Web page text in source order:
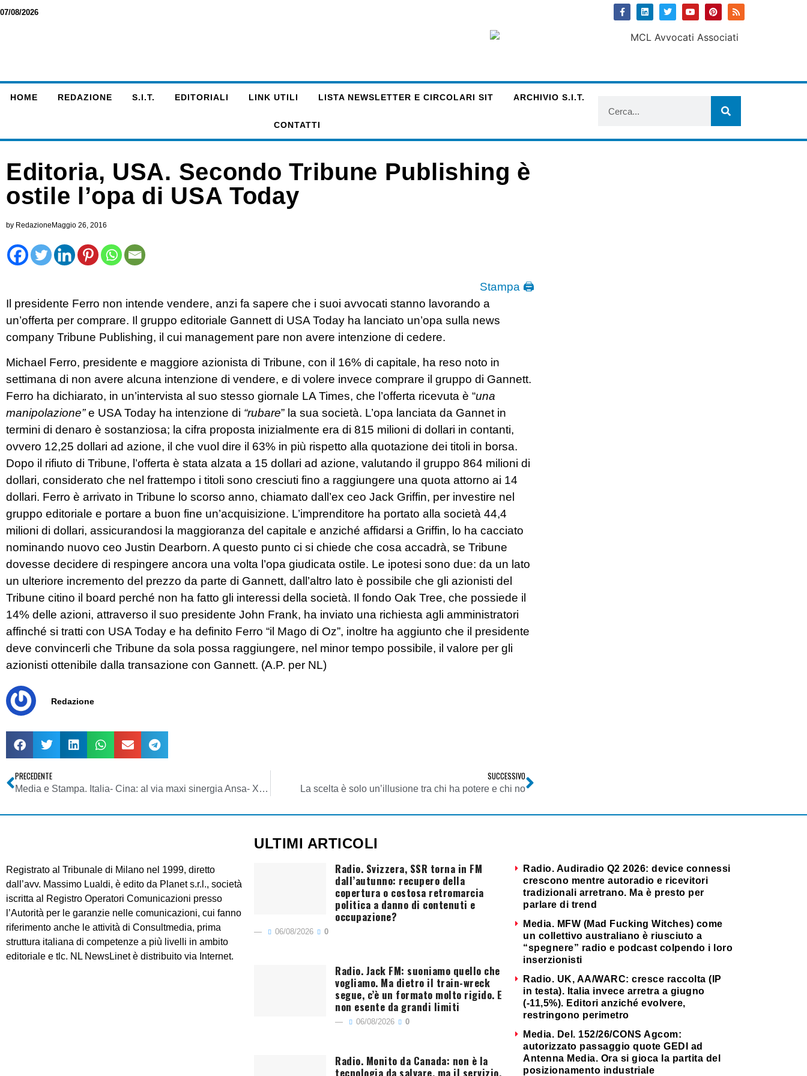
07/08/2026
HOME REDAZIONE S.I.T. EDITORIALI LINK UTILI LISTA NEWSLETTER E CIRCOLARI SIT ARCHIVIO S.I.T.
CONTATTI
Editoria, USA. Secondo Tribune Publishing è
ostile l’opa di USA Today
by Redazione Maggio 26, 2016
Stampa 🖨
Il presidente Ferro non intende vendere, anzi fa sapere che i suoi avvocati stanno lavorando a
un’offerta per comprare. Il gruppo editoriale Gannett di USA Today ha lanciato un’opa sulla news
company Tribune Publishing, il cui management pare non avere intenzione di cedere.
Michael Ferro, presidente e maggiore azionista di Tribune, con il 16% di capitale, ha reso noto in
settimana di non avere alcuna intenzione di vendere, e di volere invece comprare il gruppo di Gannett.
Ferro ha dichiarato, in un’intervista al suo stesso giornale LA Times, che l’offerta ricevuta è “una
manipolazione”e USA Today ha intenzione di “rubare” la sua società. L’opa lanciata da Gannet in
termini di denaro è sostanziosa; la cifra proposta inizialmente era di 815 milioni di dollari in contanti,
ovvero 12,25 dollari ad azione, il che vuol dire il 63% in più rispetto alla quotazione dei titoli in borsa.
Dopo il rifiuto di Tribune, l’offerta è stata alzata a 15 dollari ad azione, valutando il gruppo 864 milioni di
dollari, considerato che nel frattempo i titoli sono cresciuti fino a raggiungere una quota attorno ai 14
dollari. Ferro è arrivato in Tribune lo scorso anno, chiamato dall’ex ceo Jack Griffin, per investire nel
gruppo editoriale e portare a buon fine un’acquisizione. L’imprenditore ha portato alla società 44,4
milioni di dollari, assicurandosi la maggioranza del capitale e anziché affidarsi a Griffin, lo ha cacciato
nominando nuovo ceo Justin Dearborn. A questo punto ci si chiede che cosa accadrà, se Tribune
dovesse decidere di respingere ancora una volta l’opa giudicata ostile. Le ipotesi sono due: da un lato
un ulteriore incremento del prezzo da parte di Gannett, dall’altro lato è possibile che gli azionisti del
Tribune citino il board perché non ha fatto gli interessi della società. Il fondo Oak Tree, che possiede il
14% delle azioni, attraverso il suo presidente John Frank, ha inviato una richiesta agli amministratori
affinché si tratti con USA Today e ha definito Ferro “il Mago di Oz”, inoltre ha aggiunto che il presidente
deve convincerli che Tribune da sola possa raggiungere, nel minor tempo possibile, il valore per gli
azionisti ottenibile dalla transazione con Gannett. (A.P. per NL)
Redazione
PRECEDENTE
Media e Stampa. Italia- Cina: al via maxi sinergia Ansa- Xinhua
SUCCESSIVO
La scelta è solo un’illusione tra chi ha potere e chi no
Registrato al Tribunale di Milano nel 1999, diretto
dall’avv. Massimo Lualdi, è edito da Planet s.r.l., società
iscritta al Registro Operatori Comunicazioni presso
l’Autorità per le garanzie nelle comunicazioni, cui fanno
riferimento anche le attività di Consultmedia, prima
struttura italiana di competenze a più livelli in ambito
editoriale e tlc. NL NewsLinet è distribuito via Internet.
ULTIMI ARTICOLI
Radio. Svizzera, SSR torna in FM
dall’autunno: recupero della
copertura o costosa retromarcia
politica a danno di contenuti e
occupazione?
06/08/2026 0
Radio. Jack FM: suoniamo quello che
vogliamo. Ma dietro il train-wreck
segue, c’è un formato molto rigido. E
non esente da grandi limiti
06/08/2026 0
Radio. Monito da Canada: non è la
tecnologia da salvare, ma il servizio.
Radio. Audiradio Q2 2026: device connessi
crescono mentre autoradio e ricevitori
tradizionali arretrano. Ma è presto per
parlare di trend
Media. MFW (Mad Fucking Witches) come
un collettivo australiano è riusciuto a
“spegnere” radio e podcast colpendo i loro
inserzionisti
Radio. UK, AA/WARC: cresce raccolta (IP
in testa). Italia invece arretra a giugno
(-11,5%). Editori anziché evolvere,
restringono perimetro
Media. Del. 152/26/CONS Agcom:
autorizzato passaggio quote GEDI ad
Antenna Media. Ora si gioca la partita del
posizionamento industriale